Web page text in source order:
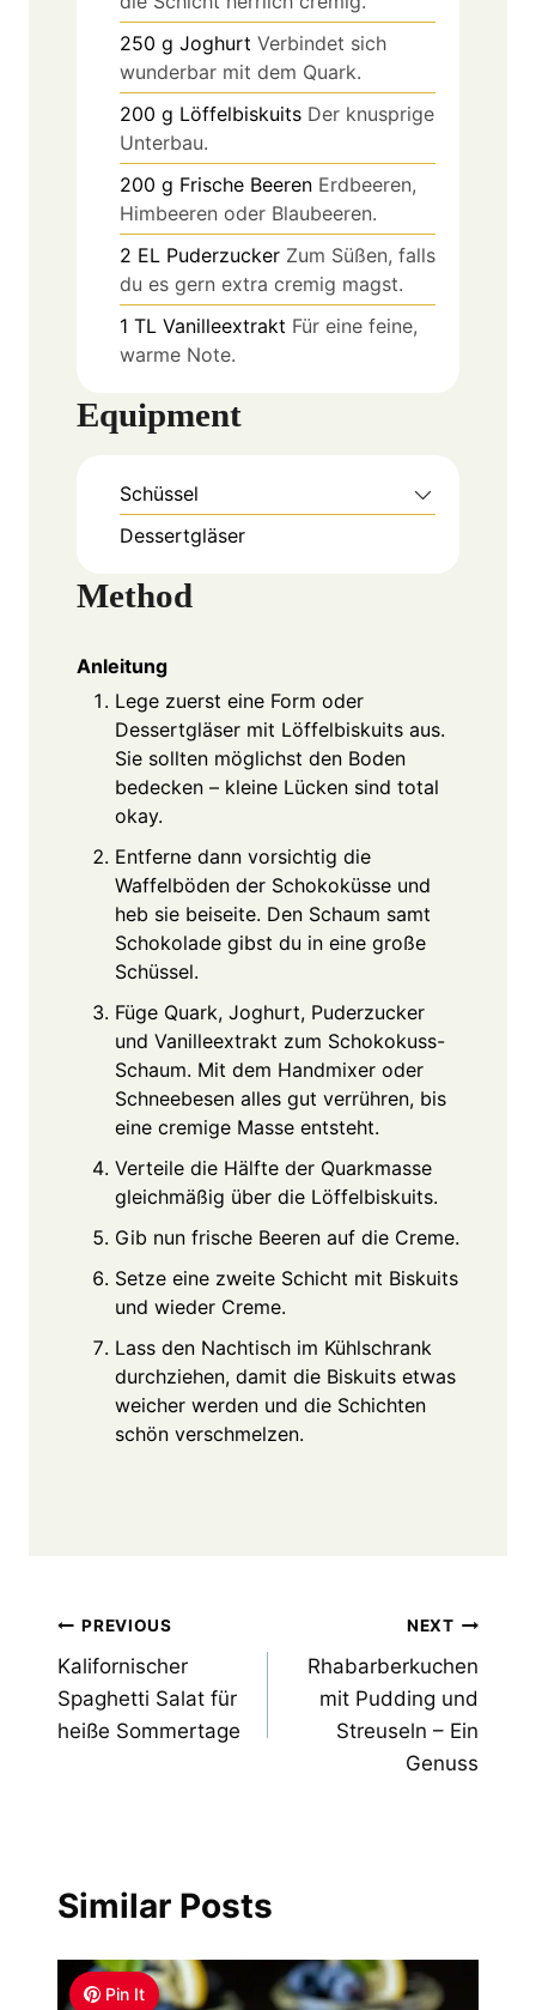
250 g Joghurt Verbindet sich
wunderbar mit dem Quark.
200 g Löffelbiskuits Der knusprige
Unterbau.
200 g Frische Beeren Erdbeeren,
Himbeeren oder Blaubeeren.
2 EL Puderzucker Zum Süßen, falls
du es gern extra cremig magst.
1 TL Vanilleextrakt Für eine feine,
warme Note.
Equipment
Schüssel
Dessertgläser
Method
Anleitung
Lege zuerst eine Form oder
Dessertgläser mit Löffelbiskuits aus.
Sie sollten möglichst den Boden
bedecken – kleine Lücken sind total
okay.
Entferne dann vorsichtig die
Waffelböden der Schokoküsse und
heb sie beiseite. Den Schaum samt
Schokolade gibst du in eine große
Schüssel.
Füge Quark, Joghurt, Puderzucker
und Vanilleextrakt zum Schokokuss-
Schaum. Mit dem Handmixer oder
Schneebesen alles gut verrühren, bis
eine cremige Masse entsteht.
Verteile die Hälfte der Quarkmasse
gleichmäßig über die Löffelbiskuits.
Gib nun frische Beeren auf die Creme.
Setze eine zweite Schicht mit Biskuits
und wieder Creme.
Lass den Nachtisch im Kühlschrank
durchziehen, damit die Biskuits etwas
weicher werden und die Schichten
schön verschmelzen.
Post
navigation
PREVIOUS
Kalifornischer
Spaghetti Salat für
heiße Sommertage
NEXT
Rhabarberkuchen
mit Pudding und
Streuseln – Ein
Genuss
Similar Posts
Pin It